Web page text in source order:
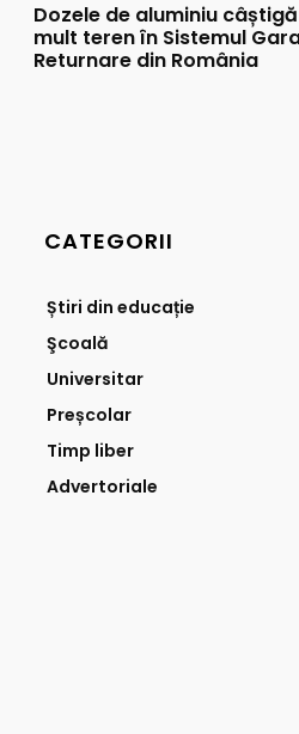
Dozele de aluminiu
mult teren în Sistemul
Returnare din România
CATEGORII
Știri din educație
Şcoală
Universitar
Preșcolar
Timp liber
Advertoriale